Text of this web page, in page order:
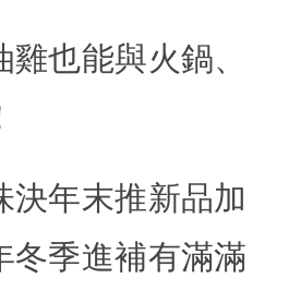
也能與火鍋、
決年末推新品加
冬季進補有滿滿